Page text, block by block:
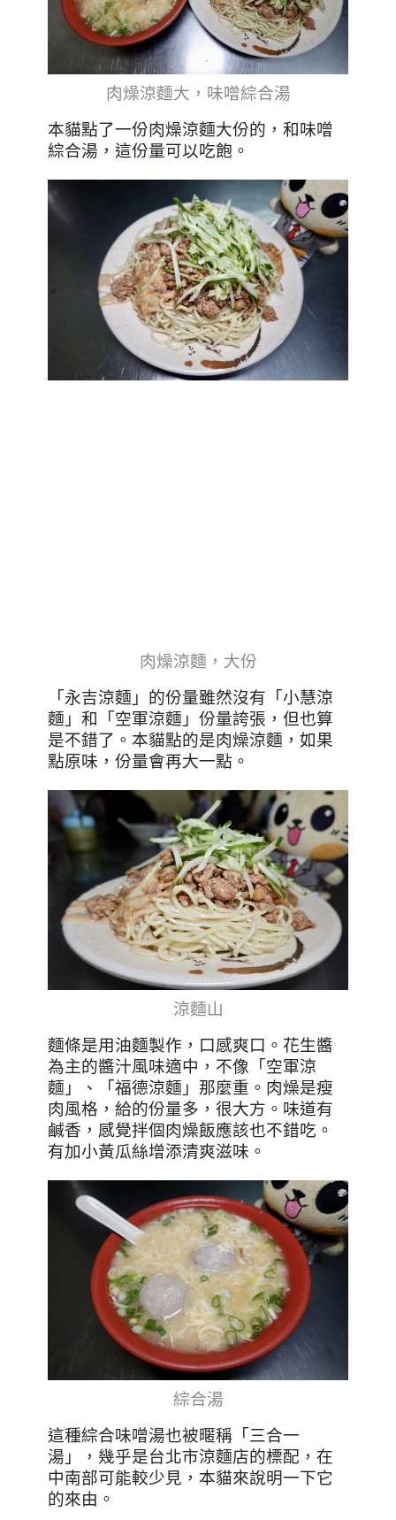
肉燥涼麵大，味噌綜合湯
本貓點了一份肉燥涼麵大份的，和味噌
綜合湯，這份量可以吃飽。
肉燥涼麵，大份
「永吉涼麵」的份量雖然沒有「小慧涼
麵」和「空軍涼麵」份量誇張，但也算
是不錯了。本貓點的是肉燥涼麵，如果
點原味，份量會再大一點。
涼麵山
麵條是用油麵製作，口感爽口。花生醬
為主的醬汁風味適中，不像「空軍涼
麵」、「福德涼麵」那麼重。肉燥是瘦
肉風格，給的份量多，很大方。味道有
鹹香，感覺拌個肉燥飯應該也不錯吃。
有加小黃瓜絲增添清爽滋味。
綜合湯
這種綜合味噌湯也被暱稱「三合一
湯」，幾乎是台北市涼麵店的標配，在
中南部可能較少見，本貓來說明一下它
的來由。